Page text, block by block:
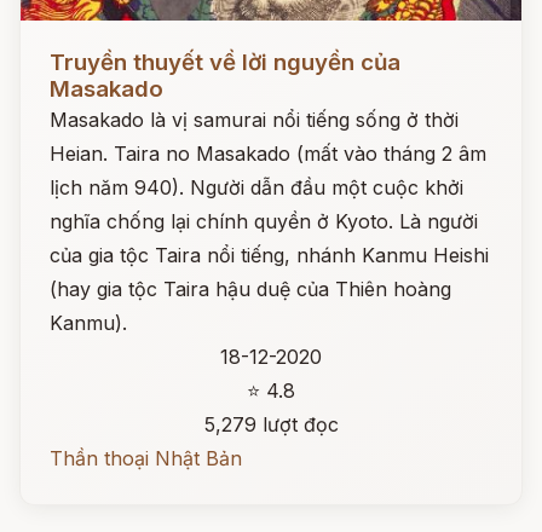
Đọc ngay
Truyền thuyết về lời nguyền của
Masakado
Masakado là vị samurai nổi tiếng sống ở thời
Heian. Taira no Masakado (mất vào tháng 2 âm
lịch năm 940). Người dẫn đầu một cuộc khởi
nghĩa chống lại chính quyền ở Kyoto. Là người
của gia tộc Taira nổi tiếng, nhánh Kanmu Heishi
(hay gia tộc Taira hậu duệ của Thiên hoàng
Kanmu).
18-12-2020
⭐ 4.8
5,279 lượt đọc
Thần thoại Nhật Bản